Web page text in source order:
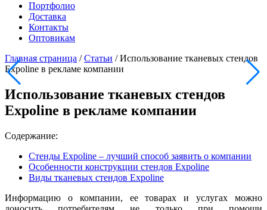
Портфолио
Доставка
Контакты
Оптовикам
Главная страница /Статьи /Использование тканевых стендов
Expoline в рекламе компании
Использование тканевых стендов
Expoline в рекламе компании
Содержание:
Стенды Expoline – лучший способ заявить о компании
Особенности конструкции стендов Expoline
Виды тканевых стендов Expoline
Информацию о компании, ее товарах и услугах можно